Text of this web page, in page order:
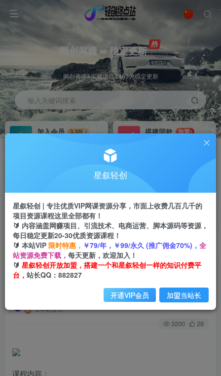
网创网赚 ∞ 稳定更新
网创资源&实战项目&365天稳定更新
输入关键词搜索
加入会员
3.3折
搭建同款
加盟
首页 会员免费 正文
短剧摄影剪辑课程，剪映剪辑从入门到精通教程
（30节视频课）
2年前发布
关注 私信
3200 28
课程内容：
星叙轻创
星叙轻创 | 专注优质VIP网课资源分享，市面上收费几百几千的
项目资源课程这里全部都有！
🔰 内容涵盖网赚项目、引流技术、电商运营、脚本源码等资源，
每日稳定更新20-30优质资源课程！
🔰 本站VIP 限时特惠， ￥79/年，￥99/永久 (推广佣金70%)， 全
站资源免费下载， 每天更新，欢迎加入！
🔰 星叙轻创开放加盟，搭建一个和星叙轻创一样的知识付费平
台， 站长QQ：882827
开通VIP会员 加盟当站长